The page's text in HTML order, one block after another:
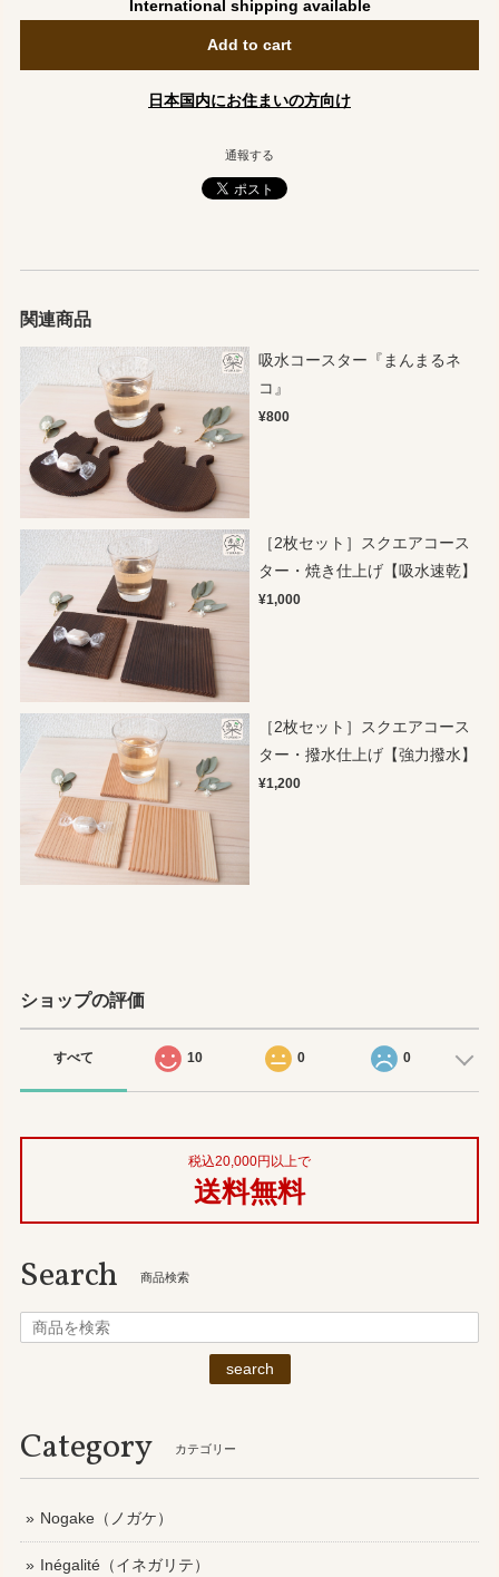
International shipping available
Add to cart
日本国内にお住まいの方向け
通報する
関連商品
吸水コースター『まんまるネ
コ』
¥800
［2枚セット］スクエアコース
ター・焼き仕上げ【吸水速乾】
¥1,000
［2枚セット］スクエアコース
ター・撥水仕上げ【強力撥水】
¥1,200
ショップの評価
すべて 10 0 0
税込20,000円以上で
送料無料
Search 商品検索
search
Category カテゴリー
Nogake（ノガケ）
Inégalité（イネガリテ）